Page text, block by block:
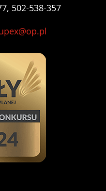
502-538-357